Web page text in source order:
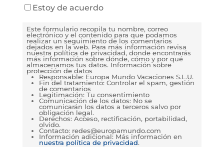
Estoy de acuerdo
Este formulario recopila tu nombre, correo
electrónico y el contenido para que podamos
realizar un seguimiento de los comentarios
dejados en la web. Para más información revisa
nuestra política de privacidad, donde encontrarás
más información sobre dónde, cómo y por qué
almacenamos tus datos. Información sobre
protección de datos
Responsable: Europa Mundo Vacaciones S.L.U.
Fin del tratamiento: Controlar el spam, gestión
de comentarios
Legitimación: Tu consentimiento
Comunicación de los datos: No se
comunicarán los datos a terceros salvo por
obligación legal.
Derechos: Acceso, rectificación, portabilidad,
olvido.
Contacto: redes@europamundo.com
Información adicional: Más información en
nuestra política de privacidad.